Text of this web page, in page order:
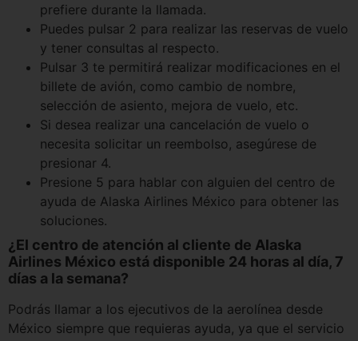
prefiere durante la llamada.
Puedes pulsar 2 para realizar las reservas de vuelo
y tener consultas al respecto.
Pulsar 3 te permitirá realizar modificaciones en el
billete de avión, como cambio de nombre,
selección de asiento, mejora de vuelo, etc.
Si desea realizar una cancelación de vuelo o
necesita solicitar un reembolso, asegúrese de
presionar 4.
Presione 5 para hablar con alguien del centro de
ayuda de Alaska Airlines México para obtener las
soluciones.
¿El centro de atención al cliente de Alaska
Airlines México está disponible 24 horas al día, 7
días a la semana?
Podrás llamar a los ejecutivos de la aerolínea desde
México siempre que requieras ayuda, ya que el servicio